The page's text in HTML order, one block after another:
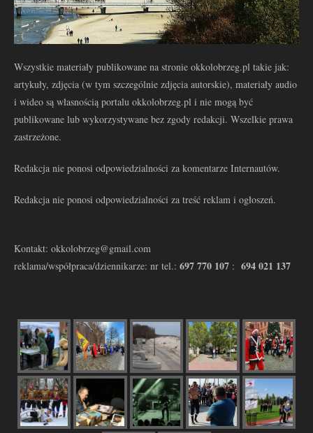
Wszystkie materiały publikowane na stronie okkolobrzeg.pl takie jak:
artykuły, zdjęcia (w tym szczególnie zdjęcia autorskie), materiały audio
i wideo są własnością portalu okkolobrzeg.pl i nie mogą być
publikowane lub wykorzystywane bez zgody redakcji. Wszelkie prawa
zastrzeżone.
Redakcja nie ponosi odpowiedzialności za komentarze Internautów.
Redakcja nie ponosi odpowiedzialności za treść reklam i ogłoszeń.
Kontakt: okkolobrzeg@gmail.com
reklama/współpraca/dziennikarze: nr tel.: 697 770 107 : 694 021 137